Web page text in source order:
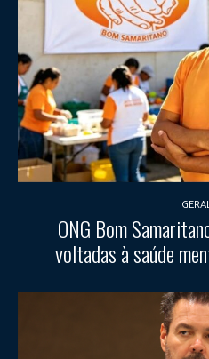
ONG Bom
voltadas à saúde